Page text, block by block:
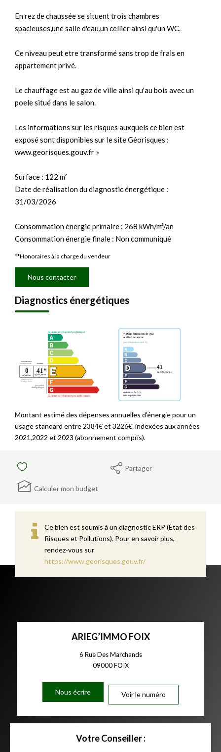
En rez de chaussée se situent trois chambres
spacieuses,une salle d'eau,un cellier ainsi qu'un WC.
Ce niveau peut etre transformé sans trop de frais en
appartement privé.
Le chauffage est au gaz de ville ainsi qu'au bois avec un
poele situé dans le salon.
Les informations sur les risques auxquels ce bien est
exposé sont disponibles sur le site Géorisques :
www.georisques.gouv.fr »
Surface : 122 m²
Date de réalisation du diagnostic énergétique :
31/03/2026
Consommation énergie primaire : 268 kWh/m²/an
Consommation énergie finale : Non communiqué
**Honoraires à la charge du vendeur
Nous contacter
Diagnostics énergétiques
Montant estimé des dépenses annuelles d'énergie pour un
usage standard entre 2384€ et 3226€. indexées aux années
2021,2022 et 2023 (abonnement compris).
Partager
Calculer mon budget
Ce bien est soumis à un diagnostic ERP (État des
Risques et Pollutions). Pour en savoir plus,
rendez-vous sur
https://www.georisques.gouv.fr/
ARIEG’IMMO FOIX
6 Rue Des Marchands
09000FOIX
Nous écrire Voir le numéro
Votre Conseiller :